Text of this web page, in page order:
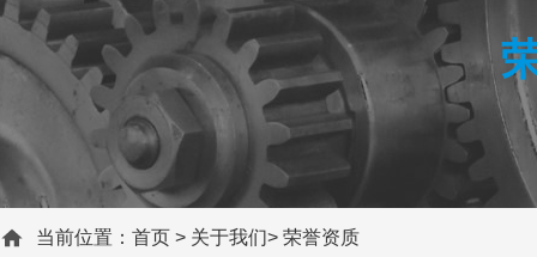
当前位置： 首页 > 关于我们> 荣誉资质